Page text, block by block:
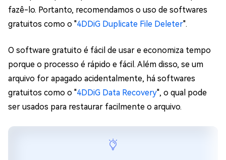
fazê-lo. Portanto, recomendamos o uso de softwares
gratuitos como o "4DDiG Duplicate File Deleter".
O software gratuito é fácil de usar e economiza tempo
porque o processo é rápido e fácil. Além disso, se um
arquivo for apagado acidentalmente, há softwares
gratuitos como o "4DDiG Data Recovery", o qual pode
ser usados para restaurar facilmente o arquivo.